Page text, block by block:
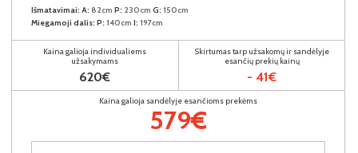
Išmatavimai: A: 82cm P: 230cm G: 150cm
Miegamoji dalis: P: 140cm I: 197cm
Kaina galioja individualiems
užsakymams
620€
Skirtumas tarp užsakomų ir sandėlyje
esančių prekių kainų
- 41€
Kaina galioja sandėlyje esančioms prekėms
579€